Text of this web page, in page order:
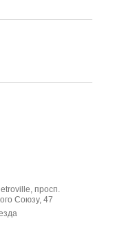
просп.
Союзу, 47